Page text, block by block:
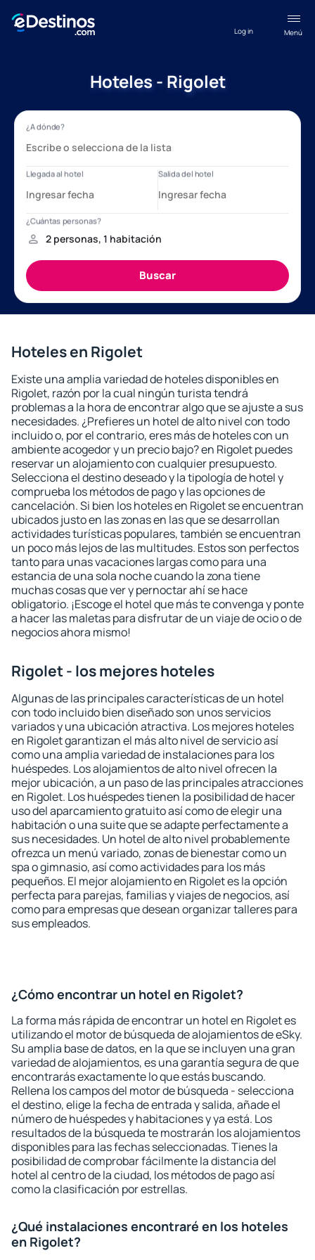
Menú
Log in
Hoteles - Rigolet
Hoteles en Rigolet
Existe una amplia variedad de hoteles disponibles en
Rigolet, razón por la cual ningún turista tendrá
problemas a la hora de encontrar algo que se ajuste a sus
necesidades. ¿Prefieres un hotel de alto nivel con todo
incluido o, por el contrario, eres más de hoteles con un
ambiente acogedor y un precio bajo? en Rigolet puedes
reservar un alojamiento con cualquier presupuesto.
Selecciona el destino deseado y la tipología de hotel y
comprueba los métodos de pago y las opciones de
cancelación. Si bien los hoteles en Rigolet se encuentran
ubicados justo en las zonas en las que se desarrollan
actividades turísticas populares, también se encuentran
un poco más lejos de las multitudes. Estos son perfectos
tanto para unas vacaciones largas como para una
estancia de una sola noche cuando la zona tiene
muchas cosas que ver y pernoctar ahí se hace
obligatorio. ¡Escoge el hotel que más te convenga y ponte
a hacer las maletas para disfrutar de un viaje de ocio o de
negocios ahora mismo!
Rigolet - los mejores hoteles
Algunas de las principales características de un hotel
con todo incluido bien diseñado son unos servicios
variados y una ubicación atractiva. Los mejores hoteles
en Rigolet garantizan el más alto nivel de servicio así
como una amplia variedad de instalaciones para los
huéspedes. Los alojamientos de alto nivel ofrecen la
mejor ubicación, a un paso de las principales atracciones
en Rigolet. Los huéspedes tienen la posibilidad de hacer
uso del aparcamiento gratuito así como de elegir una
habitación o una suite que se adapte perfectamente a
sus necesidades. Un hotel de alto nivel probablemente
ofrezca un menú variado, zonas de bienestar como un
spa o gimnasio, así como actividades para los más
pequeños. El mejor alojamiento en Rigolet es la opción
perfecta para parejas, familias y viajes de negocios, así
como para empresas que desean organizar talleres para
sus empleados.
¿Cómo encontrar un hotel en Rigolet?
La forma más rápida de encontrar un hotel en Rigolet es
utilizando el motor de búsqueda de alojamientos de eSky.
Su amplia base de datos, en la que se incluyen una gran
variedad de alojamientos, es una garantía segura de que
encontrarás exactamente lo que estás buscando.
Rellena los campos del motor de búsqueda - selecciona
el destino, elige la fecha de entrada y salida, añade el
número de huéspedes y habitaciones y ya está. Los
resultados de la búsqueda te mostrarán los alojamientos
disponibles para las fechas seleccionadas. Tienes la
posibilidad de comprobar fácilmente la distancia del
hotel al centro de la ciudad, los métodos de pago así
como la clasificación por estrellas.
¿Qué instalaciones encontraré en los hoteles
en Rigolet?